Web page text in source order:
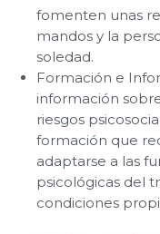
fomenten unas
mandos y la
soledad.
Formación e
información
riesgos
formación que
adaptarse a las
psicológicas del
condiciones